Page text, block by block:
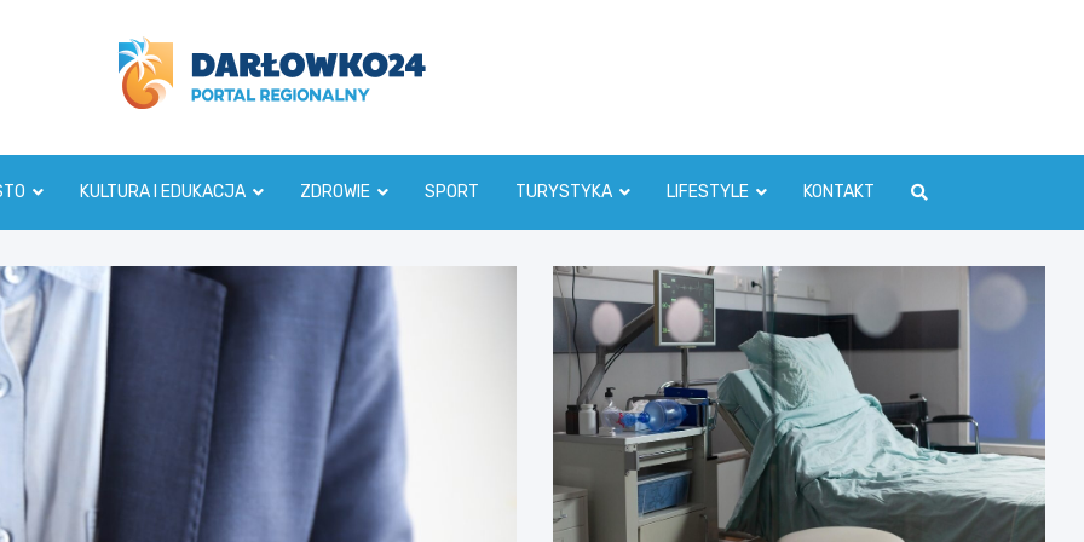
darlowko24.pl
KULTURA I EDUKACJA ZDROWIE SPORT TURYSTYKA LIFESTYLE KONTAKT